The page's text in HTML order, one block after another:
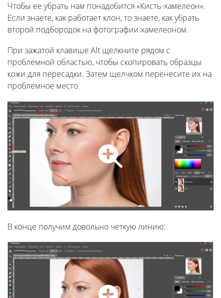
Чтобы ее убрать нам понадобится «Кисть-хамелеон».
Если знаете, как работает клон, то знаете, как убрать
второй подбородок на фотографии хамелеоном.
При зажатой клавише Alt щелкните рядом с
проблемной областью, чтобы скопировать образцы
кожи для пересадки. Затем щелчком перенесите их на
проблемное место.
В конце получим довольно четкую линию: